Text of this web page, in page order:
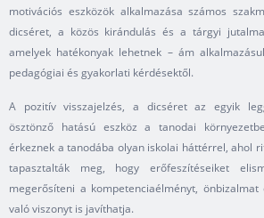
motivációs eszközök alkalmazása számos
dicséret, a közös kirándulás és a tárgyi
amelyek hatékonyak lehetnek – ám
pedagógiai és gyakorlati kérdésektől.
A pozitív visszajelzés, a dicséret az egyik
ösztönző hatású eszköz a tanodai
érkeznek a tanodába olyan iskolai háttérrel, ahol
tapasztalták meg, hogy erőfeszítéseiket
megerősíteni a kompetenciaélményt,
való viszonyt is javíthatja.